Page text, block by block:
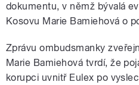
dokumentu, v němž bývalá
Kosovu Marie Bamiehová o
Zprávu ombudsmanky
Marie Bamiehová tvrdí, že
korupci uvnitř Eulex po